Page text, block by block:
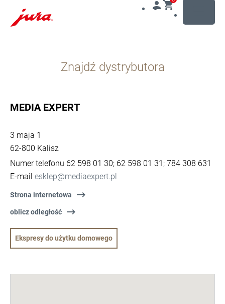
opcji
wyszukiwania
Znajdź dystrybutora
MEDIA EXPERT
3 maja 1
62-800 Kalisz
Numer telefonu 62 598 01 30; 62 598 01 31; 784 308 631
E-mail esklep@mediaexpert.pl
Strona internetowa
oblicz odległość
Ekspresy do użytku domowego